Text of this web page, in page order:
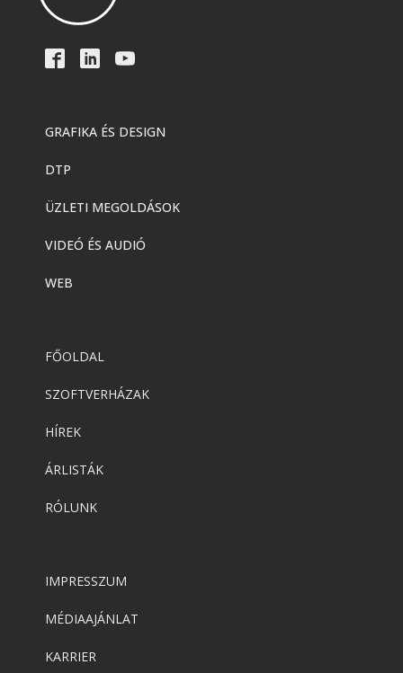
GRAFIKA ÉS DESIGN
DTP
ÜZLETI MEGOLDÁSOK
VIDEÓ ÉS AUDIÓ
WEB
FŐOLDAL
SZOFTVERHÁZAK
HÍREK
ÁRLISTÁK
RÓLUNK
IMPRESSZUM
MÉDIAAJÁNLAT
KARRIER